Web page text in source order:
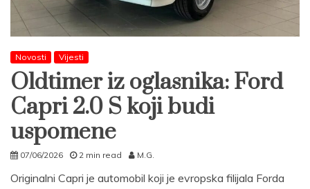
Novosti Vijesti
Oldtimer iz oglasnika: Ford
Capri 2.0 S koji budi
uspomene
07/06/2026 2 min read M.G.
Originalni Capri je automobil koji je evropska filijala Forda